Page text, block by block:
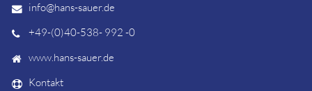
info@hans-sauer.de
+49-(0)40-538- 992 -0
www.hans-sauer.de
Kontakt